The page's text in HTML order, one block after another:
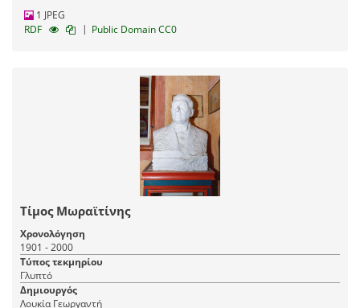
1 JPEG
RDF
| Public Domain CC0
Τίμος Μωραϊτίνης
Χρονολόγηση
1901 - 2000
Τύπος τεκμηρίου
Γλυπτό
Δημιουργός
Λουκία Γεωργαντή